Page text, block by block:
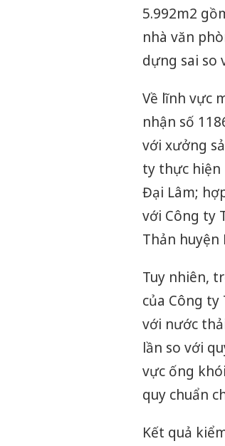
5.992m2
nhà văn
dựng sai so
Về lĩnh vực
nhận số
với xưởng
ty thực hiện
Đại Lâm;
với Công ty
Thản huyện
Tuy nhiên,
của Công
với nước
lần so với
vực ống
quy chuẩn
Kết quả